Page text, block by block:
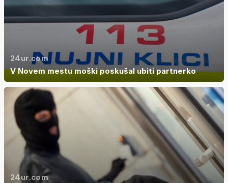
24ur.com
V Novem mestu moški poskušal ubiti partnerko
24ur.com